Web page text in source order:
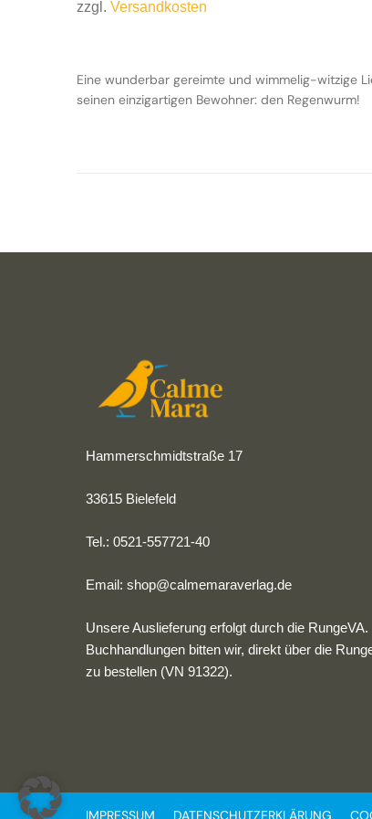
zzgl.Versandkosten
Eine wunderbar gereimte und wimmelig-witzige
seinen einzigartigen Bewohner: den Regenwurm!
Hammerschmidtstraße 17
33615 Bielefeld
Tel.: 0521-557721-40
Email:shop@calmemaraverlag.de
Unsere Auslieferung erfolgt durch die RungeVA.
Buchhandlungen bitten wir, direkt über die
zu bestellen (VN 91322).
IMPRESSUM DATENSCHUTZERKLÄRUNG